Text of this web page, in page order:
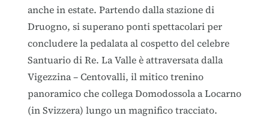
anche in estate. Partendo dalla stazione di
Druogno, si superano ponti spettacolari per
concludere la pedalata al cospetto del celebre
Santuario di Re. La Valle è attraversata dalla
Vigezzina – Centovalli, il mitico trenino
panoramico che collega Domodossola a Locarno
(in Svizzera) lungo un magnifico tracciato.